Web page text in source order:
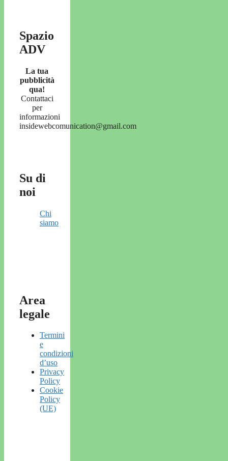
Spazio
ADV
La tua
pubblicità
qua!
Contattaci
per
informazioni
insidewebcomunication@gmail.com
Su di
noi
Chi
siamo
Area
legale
Termini
e
condizioni
d’uso
Privacy
Policy
Cookie
Policy
(UE)